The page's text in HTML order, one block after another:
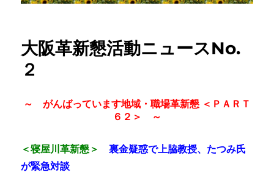
大阪革新懇活動ニュースNo.
２
～ がんばっています地域・職場革新懇 ＜ＰＡＲＴ
６２＞ ～
＜寝屋川革新懇＞
裏金疑惑で上脇教授、たつみ氏
が緊急対談